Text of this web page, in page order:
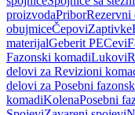
proizvodaPriborRezervni
obujmiceČepoviZaptivke
materijalGeberit PECevi
Fazonski komadiLukovi
delovi za Revizioni
delovi za Posebni
komadiKolenaPosebni